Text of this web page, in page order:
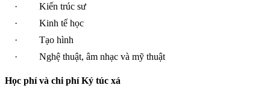
·
Kiến trúc sư
·
Kinh tế học
·
Tạo hình
·
Nghệ thuật, âm nhạc và mỹ thuật
Học phí và chi phí Ký túc xá